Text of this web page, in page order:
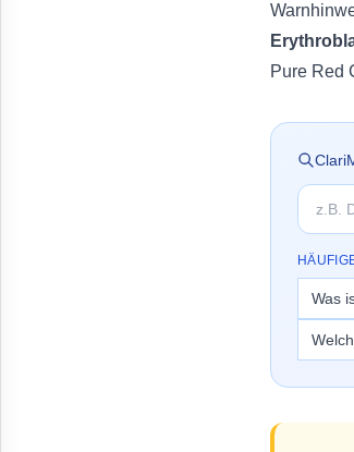
Pure Red
Was